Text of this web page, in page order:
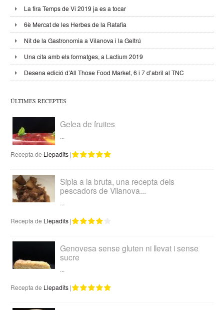
La fira Temps de Vi 2019 ja es a tocar
6è Mercat de les Herbes de la Ratafia
Nit de la Gastronomia a Vilanova i la Geltrú
Una cita amb els formatges, a Lactium 2019
Desena edició d’All Those Food Market, 6 i 7 d’abril al TNC
ÚLTIMES RECEPTES
Gelea de fruites
...
Recepta de Llepadits |
Sípia a la bruta, una recepta dels
pescadors de Vilanova...
...
Recepta de Llepadits |
Genovesa sense gluten ni llevat i sense
sucre
...
Recepta de Llepadits |